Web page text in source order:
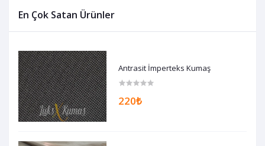
En Çok Satan Ürünler
Antrasit İmperteks Kumaş
220₺